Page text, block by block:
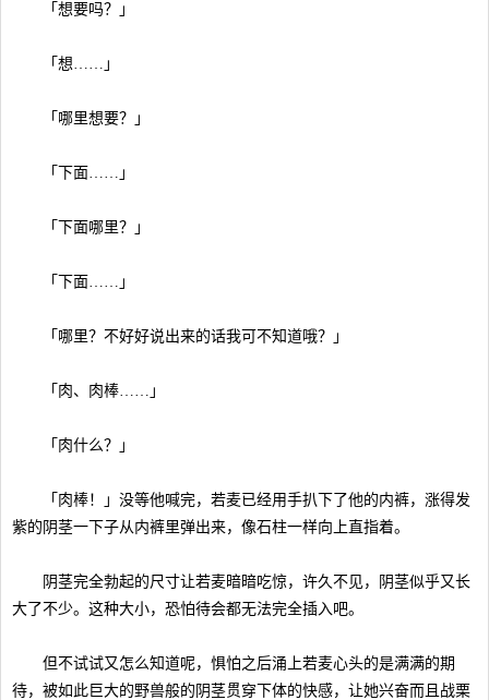
「想要吗？」
「想……」
「哪里想要？」
「下面……」
「下面哪里？」
「下面……」
「哪里？不好好说出来的话我可不知道哦？」
「肉、肉棒……」
「肉什么？」
「肉棒！」没等他喊完，若麦已经用手扒下了他的内裤，涨得发
紫的阴茎一下子从内裤里弹出来，像石柱一样向上直指着。
阴茎完全勃起的尺寸让若麦暗暗吃惊，许久不见，阴茎似乎又长
大了不少。这种大小，恐怕待会都无法完全插入吧。
但不试试又怎么知道呢，惧怕之后涌上若麦心头的是满满的期
待，被如此巨大的野兽般的阴茎贯穿下体的快感，让她兴奋而且战栗